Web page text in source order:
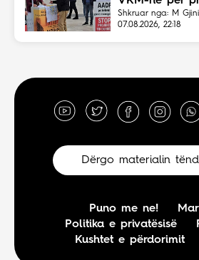
Shkruar nga: M
07.08.2026, 22:18
Dërgo materialin
Puno me ne!
Politika e privatësisë
Kushtet e përdorimit